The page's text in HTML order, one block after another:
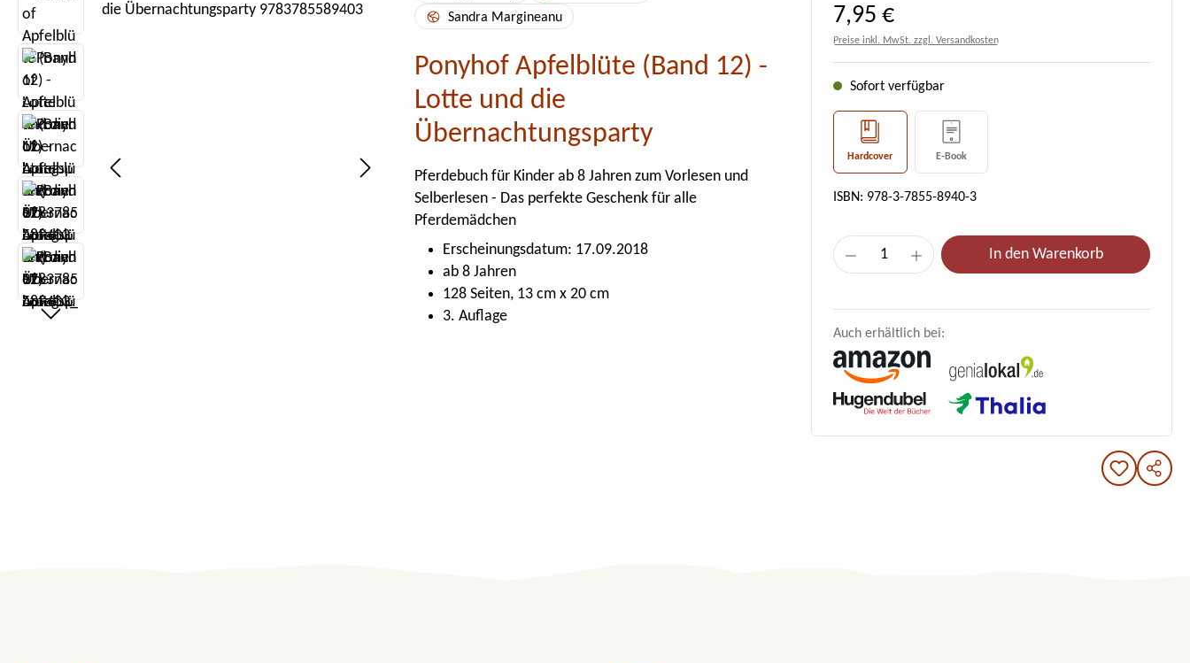
Sandra Margineanu
Ponyhof Apfelblüte (Band 12) -
Lotte und die
Übernachtungsparty
Pferdebuch für Kinder ab 8 Jahren zum Vorlesen und
Selberlesen - Das perfekte Geschenk für alle
Pferdemädchen
Erscheinungsdatum: 17.09.2018
ab 8 Jahren
128 Seiten, 13 cm x 20 cm
3. Auflage
Regulärer Preis:
7,95 €
Preise inkl. MwSt. zzgl. Versandkosten
Sofort verfügbar
Hardcover E-Book
ISBN: 978-3-7855-8940-3
Produkt Anzahl: Gib den gewünschten
In den Warenkorb
Auch erhältlich bei: